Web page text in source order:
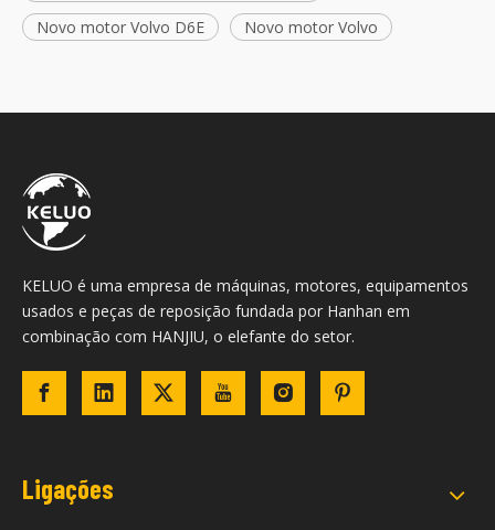
Novo motor Volvo D6E
Novo motor Volvo
KELUO é uma empresa de máquinas, motores, equipamentos
usados ​​e peças de reposição fundada por Hanhan em
combinação com HANJIU, o elefante do setor.
Ligações